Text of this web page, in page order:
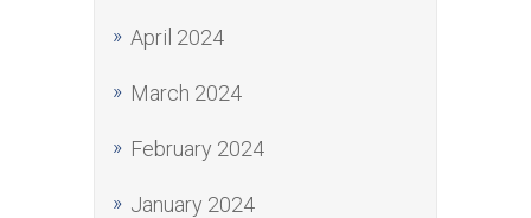
April 2024
March 2024
February 2024
January 2024